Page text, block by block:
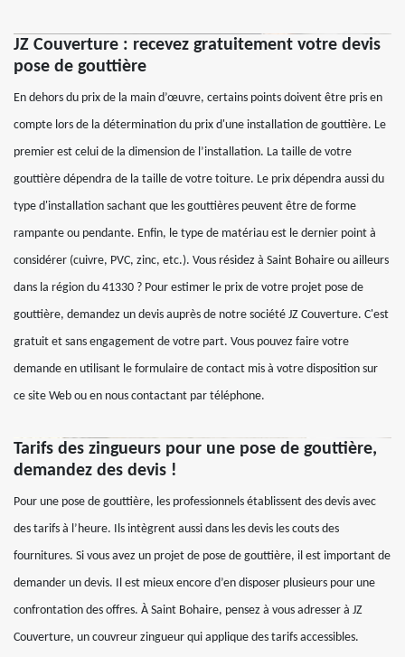
JZ Couverture : recevez gratuitement votre devis
pose de gouttière
En dehors du prix de la main d’œuvre, certains points doivent être pris en
compte lors de la détermination du prix d'une installation de gouttière. Le
premier est celui de la dimension de l’installation. La taille de votre
gouttière dépendra de la taille de votre toiture. Le prix dépendra aussi du
type d'installation sachant que les gouttières peuvent être de forme
rampante ou pendante. Enfin, le type de matériau est le dernier point à
considérer (cuivre, PVC, zinc, etc.). Vous résidez à Saint Bohaire ou ailleurs
dans la région du 41330 ? Pour estimer le prix de votre projet pose de
gouttière, demandez un devis auprès de notre société JZ Couverture. C'est
gratuit et sans engagement de votre part. Vous pouvez faire votre
demande en utilisant le formulaire de contact mis à votre disposition sur
ce site Web ou en nous contactant par téléphone.
Tarifs des zingueurs pour une pose de gouttière,
demandez des devis !
Pour une pose de gouttière, les professionnels établissent des devis avec
des tarifs à l’heure. Ils intègrent aussi dans les devis les couts des
fournitures. Si vous avez un projet de pose de gouttière, il est important de
demander un devis. Il est mieux encore d’en disposer plusieurs pour une
confrontation des offres. À Saint Bohaire, pensez à vous adresser à JZ
Couverture, un couvreur zingueur qui applique des tarifs accessibles.